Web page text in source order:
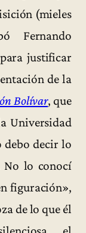
(mieles
Fernando
justificar
de la
Bolívar, que
Universidad
debo decir lo
No lo conocí
figuración»,
de lo que él